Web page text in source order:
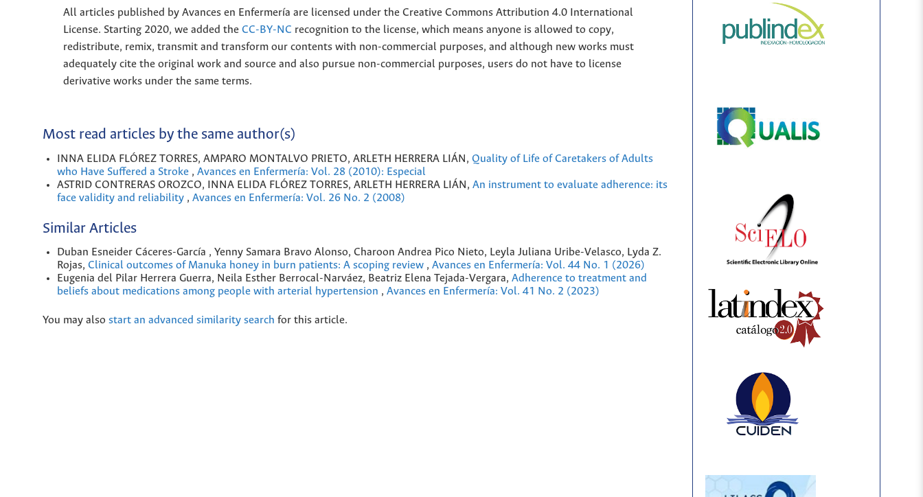
All articles published by Avances en Enfermería are licensed under the Creative Commons Attribution 4.0 International
License. Starting 2020, we added the CC-BY-NC recognition to the license, which means anyone is allowed to copy,
redistribute, remix, transmit and transform our contents with non-commercial purposes, and although new works must
adequately cite the original work and source and also pursue non-commercial purposes, users do not have to license
derivative works under the same terms.
Most read articles by the same author(s)
INNA ELIDA FLÓREZ TORRES, AMPARO MONTALVO PRIETO, ARLETH HERRERA LIÁN, Quality of Life of Caretakers of Adults
who Have Suffered a Stroke , Avances en Enfermería: Vol. 28 (2010): Especial
ASTRID CONTRERAS OROZCO, INNA ELIDA FLÓREZ TORRES, ARLETH HERRERA LIÁN, An instrument to evaluate adherence: its
face validity and reliability , Avances en Enfermería: Vol. 26 No. 2 (2008)
Similar Articles
Duban Esneider Cáceres-García , Yenny Samara Bravo Alonso, Charoon Andrea Pico Nieto, Leyla Juliana Uribe-Velasco, Lyda Z.
Rojas, Clinical outcomes of Manuka honey in burn patients: A scoping review , Avances en Enfermería: Vol. 44 No. 1 (2026)
Eugenia del Pilar Herrera Guerra, Neila Esther Berrocal-Narváez, Beatriz Elena Tejada-Vergara, Adherence to treatment and
beliefs about medications among people with arterial hypertension , Avances en Enfermería: Vol. 41 No. 2 (2023)
You may also start an advanced similarity search for this article.